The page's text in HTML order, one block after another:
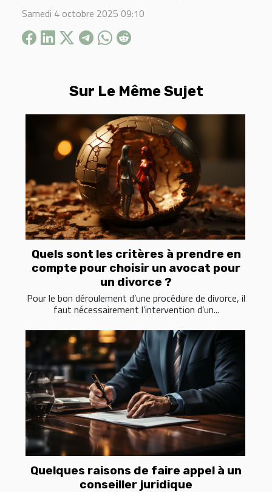
Sur Le Même Sujet
Quels sont les critères à prendre en
compte pour choisir un avocat pour
un divorce ?
Pour le bon déroulement d’une procédure de divorce, il
faut nécessairement l’intervention d’un...
Quelques raisons de faire appel à un
conseiller juridique
Samedi 4 octobre 2025 09:10